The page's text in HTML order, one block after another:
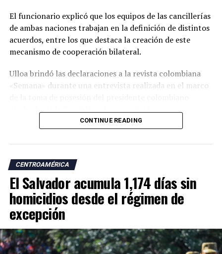
El funcionario explicó que los equipos de las cancillerías
de ambas naciones trabajan en la definición de distintos
acuerdos, entre los que destaca la creación de este
mecanismo de cooperación bilateral.
Ulloa brindó las declaraciones a la revista colombiana
«Semana» durante una entrevista realizada en el marco
representación del presidente Nayib Bukele.
«En esta visita para asistir a la posesión del presidente
cancillería para dar continuidad a esos temas. Uno de los
acuerdos más importantes es la creación de una
comisión binacional Colombia-El Salvador», afirmó.
El vicepresidente salvadoreño explicó que el encuentro
con su homólogo colombiano, José Manuel Restrepo,
forma parte de un diálogo bilateral iniciado durante la
toma de posesión de la actual presidenta de Perú.
CONTINUE READING
CENTROAMÉRICA
El Salvador acumula 1,174 días sin
homicidios desde el régimen de
excepción